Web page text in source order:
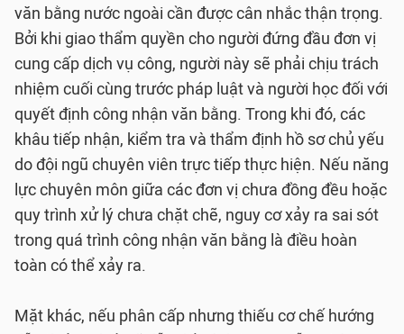
văn bằng nước ngoài cần được cân nhắc thận trọng.
Bởi khi giao thẩm quyền cho người đứng đầu đơn vị
cung cấp dịch vụ công, người này sẽ phải chịu trách
nhiệm cuối cùng trước pháp luật và người học đối với
quyết định công nhận văn bằng. Trong khi đó, các
khâu tiếp nhận, kiểm tra và thẩm định hồ sơ chủ yếu
do đội ngũ chuyên viên trực tiếp thực hiện. Nếu năng
lực chuyên môn giữa các đơn vị chưa đồng đều hoặc
quy trình xử lý chưa chặt chẽ, nguy cơ xảy ra sai sót
trong quá trình công nhận văn bằng là điều hoàn
toàn có thể xảy ra.
Mặt khác, nếu phân cấp nhưng thiếu cơ chế hướng